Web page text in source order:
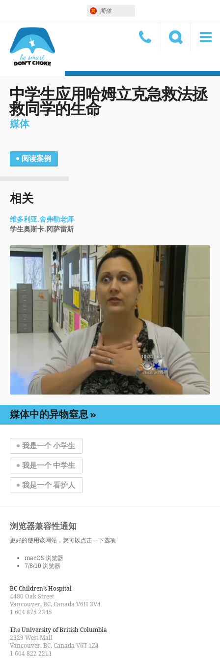
简体
中学生应用哈姆立克急救法拯
救同学的生命
媒体
阅读案例
相关
维多利亚.舍弗勒老师
学生奥斯卡.冈萨雷斯
媒体中的异物窒息
我是一个 小学生
我是一个 中学生
我是一个 看护人
浏览器兼容性通知
更好的使用该网站，您可以点击一下选项
macOS 浏览器
7/8/10 浏览器
BC Children’s Hospital
4480 Oak Street
Vancouver, BC, Canada V6H 3V4
1 604 875 2345
The University of British Columbia
2329 West Mall
Vancouver, BC, Canada V6T 1Z4
1 604 822 2211